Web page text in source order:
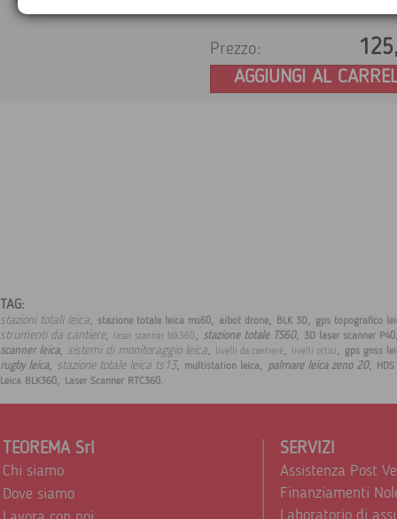
Prezzo:
AGGIUNGI AL
TAG:
stazioni totali leica, stazione totale leica ms60, aibot drone, BLK 3D, gps topografico
strumenti da cantiere, laser scanner blk360, stazione totale TS60, 3D laser scanner P40
scanner leica, sistemi di monitoraggio leica, livelli da cantiere, livelli ottici, gps gnss
rugby leica, stazione totale leica ts13, multistation leica, palmare leica zeno 20,
Leica BLK360, Laser Scanner RTC360.
TEOREMA Srl
Chi siamo
Dove siamo
SERVIZI
Assistenza Post
Finanziamenti
Laboratorio di